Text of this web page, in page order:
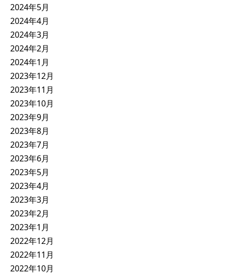
2024年5月
2024年4月
2024年3月
2024年2月
2024年1月
2023年12月
2023年11月
2023年10月
2023年9月
2023年8月
2023年7月
2023年6月
2023年5月
2023年4月
2023年3月
2023年2月
2023年1月
2022年12月
2022年11月
2022年10月